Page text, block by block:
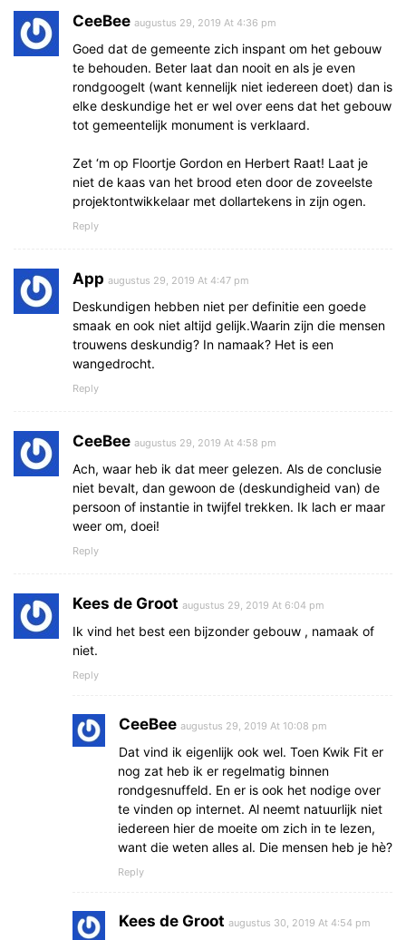
CeeBee augustus 29, 2019 At 4:36 pm
Goed dat de gemeente zich inspant om het gebouw
te behouden. Beter laat dan nooit en als je even
rondgoogelt (want kennelijk niet iedereen doet) dan is
elke deskundige het er wel over eens dat het gebouw
tot gemeentelijk monument is verklaard.
Zet ‘m op Floortje Gordon en Herbert Raat! Laat je
niet de kaas van het brood eten door de zoveelste
projektontwikkelaar met dollartekens in zijn ogen.
Reply
App augustus 29, 2019 At 4:47 pm
Deskundigen hebben niet per definitie een goede
smaak en ook niet altijd gelijk.Waarin zijn die mensen
trouwens deskundig? In namaak? Het is een
wangedrocht.
Reply
CeeBee augustus 29, 2019 At 4:58 pm
Ach, waar heb ik dat meer gelezen. Als de conclusie
niet bevalt, dan gewoon de (deskundigheid van) de
persoon of instantie in twijfel trekken. Ik lach er maar
weer om, doei!
Reply
Kees de Groot augustus 29, 2019 At 6:04 pm
Ik vind het best een bijzonder gebouw , namaak of
niet.
Reply
CeeBee augustus 29, 2019 At 10:08 pm
Dat vind ik eigenlijk ook wel. Toen Kwik Fit er
nog zat heb ik er regelmatig binnen
rondgesnuffeld. En er is ook het nodige over
te vinden op internet. Al neemt natuurlijk niet
iedereen hier de moeite om zich in te lezen,
want die weten alles al. Die mensen heb je hè?
Reply
Kees de Groot augustus 30, 2019 At 4:54 pm